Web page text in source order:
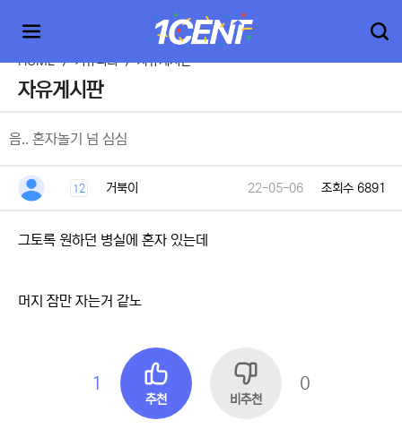
HOME > 커뮤니티 > 자유게시판
자유게시판
음.. 혼자놀기 넘 심심
12 거북이 22-05-06 조회수 6891
그토록 원하던 병실에 혼자 있는데
머지 잠만 자는거 같노
1
추천 비추천
0